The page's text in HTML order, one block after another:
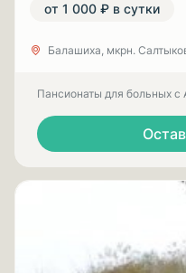
от 1 000 ₽ в сутки
Балашиха, мкрн.
Пансионаты для больных